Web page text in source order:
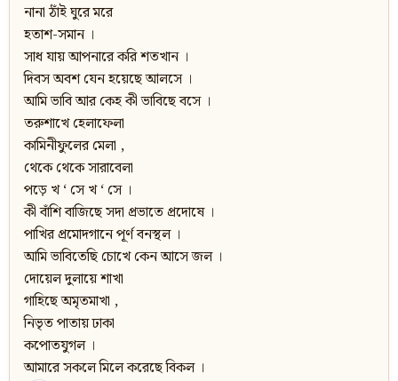
নানা ঠাঁই ঘুরে মরে
হতাশ-সমান ।
সাধ যায় আপনারে করি শতখান ।
দিবস অবশ যেন হয়েছে আলসে ।
আমি ভাবি আর কেহ কী ভাবিছে বসে ।
তরুশাখে হেলাফেলা
কামিনীফুলের মেলা ,
থেকে থেকে সারাবেলা
পড়ে খ ‘ সে খ ‘ সে ।
কী বাঁশি বাজিছে সদা প্রভাতে প্রদোষে ।
পাখির প্রমোদগানে পূর্ণ বনস্থল ।
আমি ভাবিতেছি চোখে কেন আসে জল ।
দোয়েল দুলায়ে শাখা
গাহিছে অমৃতমাখা ,
নিভৃত পাতায় ঢাকা
কপোতযুগল ।
আমারে সকলে মিলে করেছে বিকল ।